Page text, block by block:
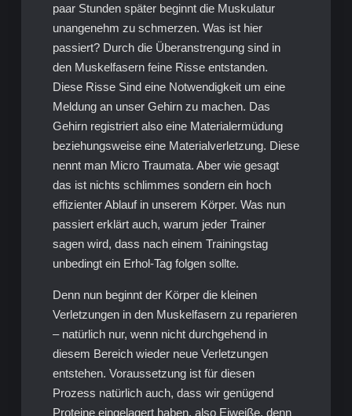
paar Stunden später beginnt die Muskulatur
unangenehm zu schmerzen. Was ist hier
passiert? Durch die Überanstrengung sind in
den Muskelfasern feine Risse entstanden.
Diese Risse Sind eine Notwendigkeit um eine
Meldung an unser Gehirn zu machen. Das
Gehirn registriert also eine Materialermüdung
beziehungsweise eine Materialverletzung. Diese
nennt man Micro Traumata. Aber wie gesagt
das ist nichts schlimmes sondern ein hoch
effizienter Ablauf in unserem Körper. Was nun
passiert erklärt auch, warum jeder Trainer
sagen wird, dass nach einem Trainingstag
unbedingt ein Erhol-Tag folgen sollte.
Denn nun beginnt der Körper die kleinen
Verletzungen in den Muskelfasern zu reparieren
– natürlich nur, wenn nicht durchgehend in
diesem Bereich wieder neue Verletzungen
entstehen. Voraussetzung ist für diesen
Prozess natürlich auch, dass wir genügend
Proteine eingelagert haben, also Eiweiße, denn